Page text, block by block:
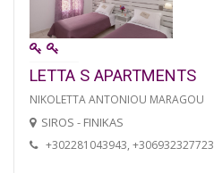
LETTA S APARTMENTS
NIKOLETTA ANTONIOU MARAGOU
SIROS - FINIKAS
+302281043943, +306932327723